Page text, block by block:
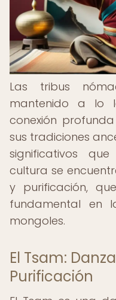
Las tribus
mantenido a lo
conexión
sus tradiciones
significativos
cultura se
y purificación,
fundamental en
mongoles.
El Tsam:
Purificación